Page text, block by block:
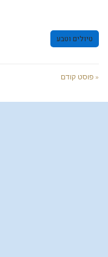
טיולים וטבע
« פוסט קודם